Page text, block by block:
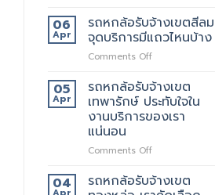
ย้าย
บ้าน
รับจ้าง
ขน
ราคา
ถูก
หก
ล้อ
รับจ้าง
เขต
กับ
วิธี
การ
ให้
มากมาย
06
Apr
รถหกล้อรับจ้างเขตสีลม
จุดบริการมีแถวไหนบ้าง
Comments Offon
หก
ล้อ
รับจ้าง
เขต
จุด
มี
แถว
05
Apr
รถหกล้อรับจ้างเขต
เทพารักษ์ ประทับใจใน
งานบริการของเรา
แน่นอน
Comments Offon
หก
ล้อ
04 รถหกล้อรับจ้างเขต